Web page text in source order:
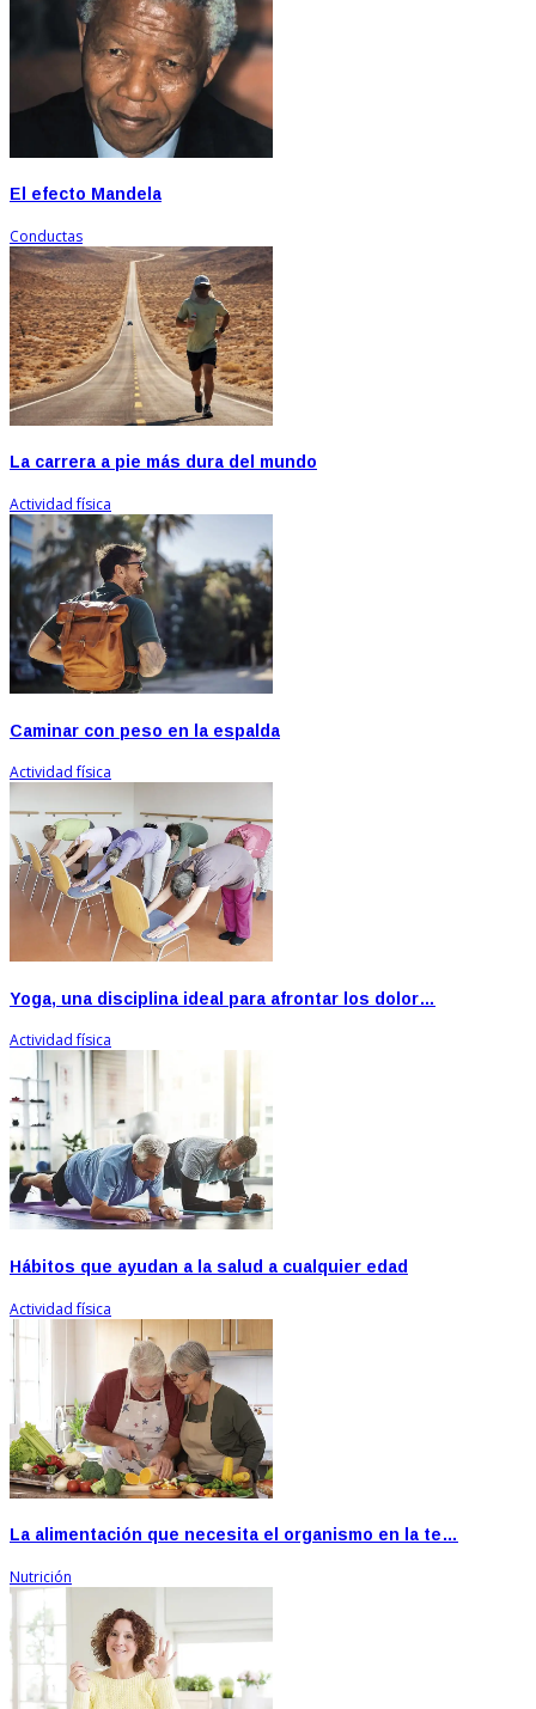
El efecto Mandela
Conductas
La carrera a pie más dura del mundo
Actividad física
Caminar con peso en la espalda
Actividad física
Yoga, una disciplina ideal para afrontar los dolor…
Actividad física
Hábitos que ayudan a la salud a cualquier edad
Actividad física
La alimentación que necesita el organismo en la te…
Nutrición